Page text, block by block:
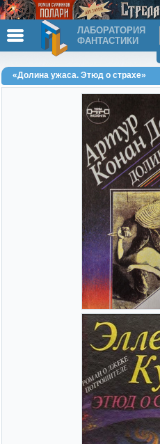
ЛАБОРАТОРИЯ
ФАНТАСТИКИ
«Долина ужаса. Этюд о страхе»